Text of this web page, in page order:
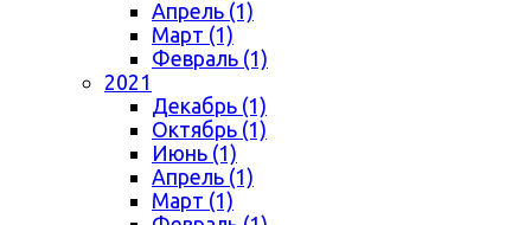
Апрель (1)
Март (1)
Февраль (1)
2021
Декабрь (1)
Октябрь (1)
Июнь (1)
Апрель (1)
Март (1)